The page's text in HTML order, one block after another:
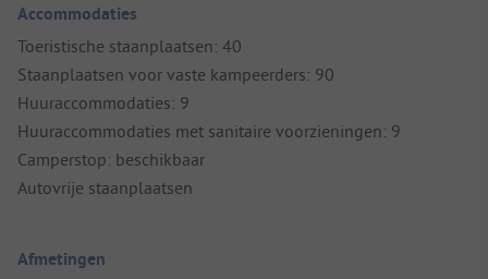
Accommodaties
Toeristische staanplaatsen: 40
Staanplaatsen voor vaste kampeerders: 90
Huuraccommodaties: 9
Huuraccommodaties met sanitaire voorzieningen: 9
Camperstop: beschikbaar
Autovrije staanplaatsen
Afmetingen